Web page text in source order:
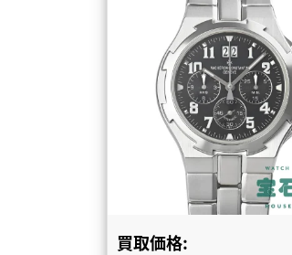
買取価格: